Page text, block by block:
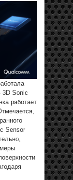
3D Sonic
работает
Sensor